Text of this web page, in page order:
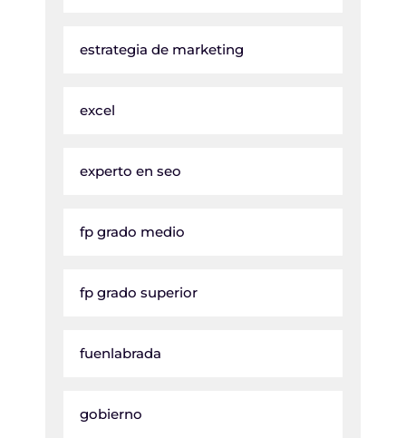
estrategia de marketing
excel
experto en seo
fp grado medio
fp grado superior
fuenlabrada
gobierno